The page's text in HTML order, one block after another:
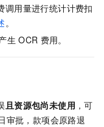
调用量进行统计计费扣
。
生 OCR 费用。
且资源包尚未使用 ，可
审批，款项会原路退